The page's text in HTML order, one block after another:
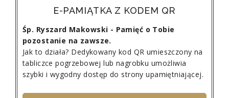
E-PAMIĄTKA Z KODEM QR
Śp. Ryszard Makowski - Pamięć o Tobie
pozostanie na zawsze.
Jak to działa? Dedykowany kod QR umieszczony na
tabliczce pogrzebowej lub nagrobku umożliwia
szybki i wygodny dostęp do strony upamiętniającej.